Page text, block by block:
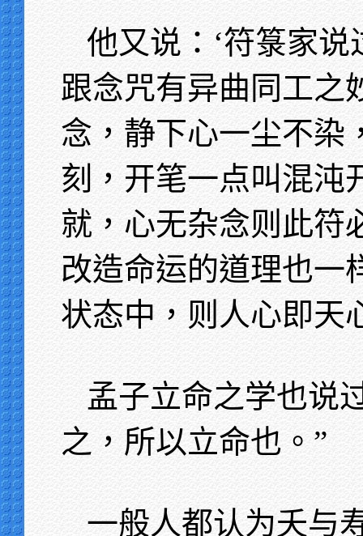
他又说：‘符箓家
跟念咒有异曲同工之
念，静下心一尘不染
刻，开笔一点叫混沌
就，心无杂念则此符
改造命运的道理也一
状态中，则人心即天
孟子立命之学也说
之，所以立命也。”
一般人都认为夭与